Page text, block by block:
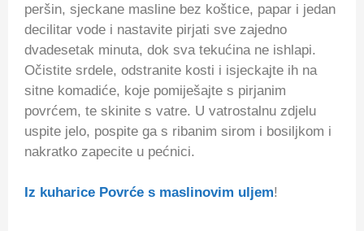
peršin, sjeckane masline bez koštice, papar i jedan
decilitar vode i nastavite pirjati sve zajedno
dvadesetak minuta, dok sva tekućina ne ishlapi.
Očistite srdele, odstranite kosti i isjeckajte ih na
sitne komadiće, koje pomiješajte s pirjanim
povrćem, te skinite s vatre. U vatrostalnu zdjelu
uspite jelo, pospite ga s ribanim sirom i bosiljkom i
nakratko zapecite u pećnici.
Iz kuharice Povrće s maslinovim uljem!